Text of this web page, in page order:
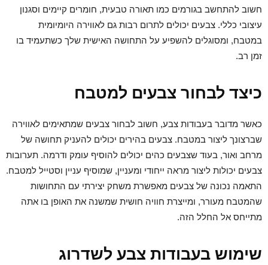
חשוב להתחשב בגורמים כמו תאורה טבעית, חומרים קיימים וסגנון
עיצובי כללי. צבעים יכולים לתרום רבות גם לאווירה היומיומית
במטבח, ומסוגלים להשפיע על התחושה האישית שלך כשתעמיד בו
זמן רב.
כיצד לבחור צבעים למטבח
כאשר מדובר בעבודות צבע, חשוב לבחור צבעים שמתאימים לאווירה
שברצונך ליצור במטבח. צבעים בהירים יכולים להעניק תחושה של
מרחב ואור, בעוד שצבעים כהים יכולים להוסיף עומק ודרמה. תערובות
צבעים יכולות ליצור מראה ייחודי ומעניין, שמוסיף עניין וסטייל למטבח.
התאמה נכונה של צבעים מאפשרת משחק יצירתי עם התחושות
שהמטבח מעורר, ומייצרת חוויה חושית שמשנה את האופן בו אתה
מתייחס אל החלל הזה.
שימוש בעבודות צבע לשדרוג